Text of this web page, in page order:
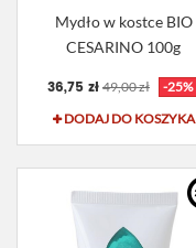
Mydło w kostce BIO
CESARINO 100g
36,75 zł 49,00 zł
-25%
DODAJ DO KOSZYKA